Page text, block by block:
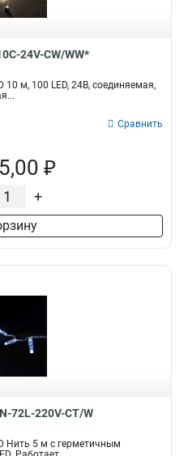
24V-CW/WW*
10 м, 100 LED, 24В, соединяемая,
Сравнить
₽
+
72L-220V-CT/W
Нить 5 м с герметичным